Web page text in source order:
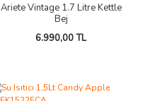
Ariete Vintage 1.7 Litre Kettle
Bej
6.990,00 TL